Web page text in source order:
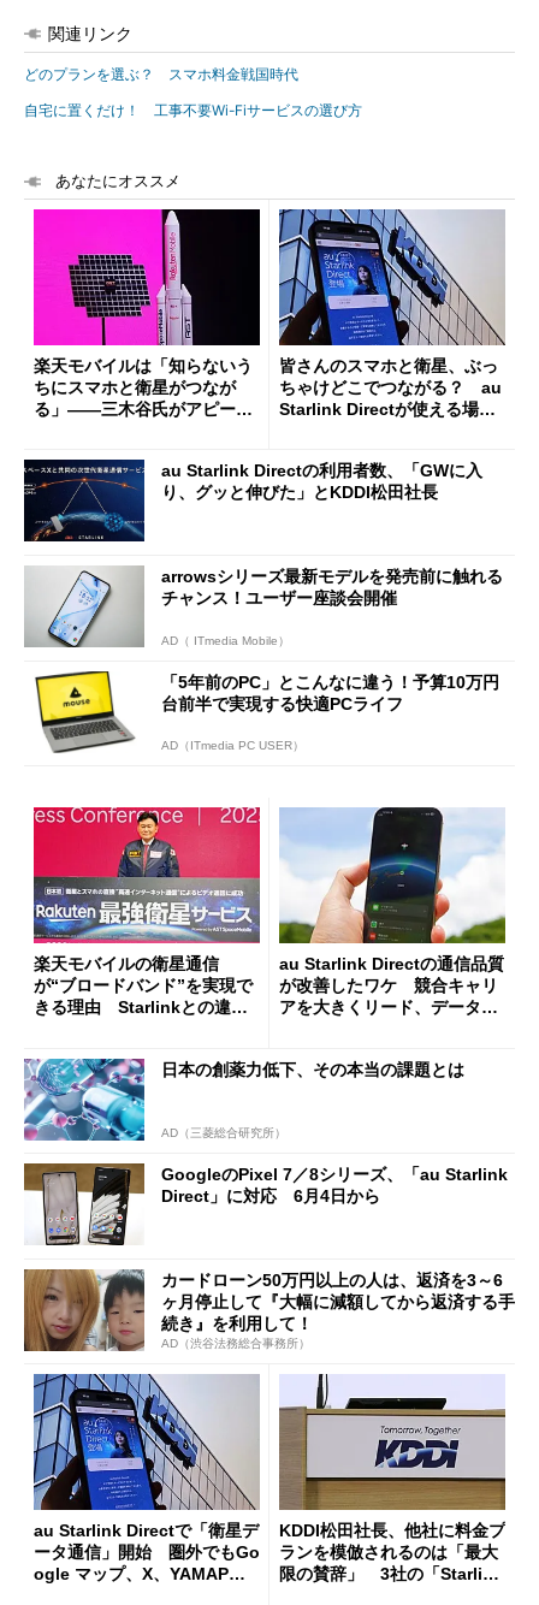
関連リンク
どのプランを選ぶ？ スマホ料金戦国時代
自宅に置くだけ！ 工事不要Wi-Fiサービスの選び方
あなたにオススメ
楽天モバイルは「知らないう
ちにスマホと衛星がつなが
る」――三木谷氏がアピー
皆さんのスマホと衛星、ぶっ
ちゃけどこでつながる？ au
Starlink Directが使える場
au Starlink Directの利用者数、「GWに入
り、グッと伸びた」とKDDI松田社長
arrowsシリーズ最新モデルを発売前に触れる
チャンス！ユーザー座談会開催
AD（ ITmedia Mobile）
「5年前のPC」とこんなに違う！予算10万円
台前半で実現する快適PCライフ
AD（ITmedia PC USER）
楽天モバイルの衛星通信
が“ブロードバンド”を実現で
きる理由 Starlinkとの違い
au Starlink Directの通信品質
が改善したワケ 競合キャリ
アを大きくリード、データ通
日本の創薬力低下、その本当の課題とは
AD（三菱総合研究所）
GoogleのPixel 7／8シリーズ、「au Starlink
Direct」に対応 6月4日から
カードローン50万円以上の人は、返済を3～6
ヶ月停止して『大幅に減額してから返済する手
続き』を利用して！
AD（渋谷法務総合事務所）
au Starlink Directで「衛星デ
ータ通信」開始 圏外でもGo
ogle マップ、X、YAMAPな
KDDI松田社長、他社に料金プ
ランを模倣されるのは「最大
限の賛辞」 3社の「Starlink